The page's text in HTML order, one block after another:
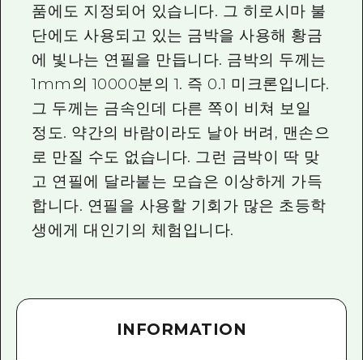
품에도 지정되어 있습니다. 그 히로시마 불
단에도 사용되고 있는 금박을 사용해 황금
에 빛나는 연필을 만듭니다. 금박의 두께는
1mm의 10000분의 1. 즉 0.1 미크론입니다.
그 두께는 금속인데 다른 쪽이 비쳐 보일
정도. 약간의 바람이라도 날아 버려, 맨손으
로 만질 수도 없습니다. 그런 금박이 딱 맞
고 연필에 달라붙는 모습은 이상하게 가득
합니다. 연필을 사용할 기회가 많은 초등학
생에게 대인기의 체험입니다.
INFORMATION